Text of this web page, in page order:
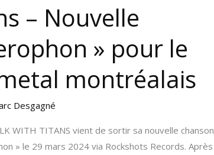
– Nouvelle
» pour le
montréalais
Desgagné
WITH TITANS vient de sortir sa nouvelle chanson
» le 29 mars 2024 via Rockshots Records. Après